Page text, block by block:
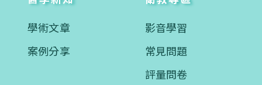
學術文章
案例分享
影音學習
常見問題
評量問卷